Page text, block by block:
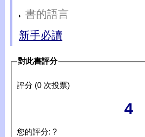
書的語言
新手必讀
對此書評分
評分 (0 次投票)
4
您的評分: ?